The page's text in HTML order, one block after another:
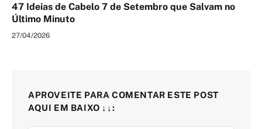
47 Ideias de Cabelo 7 de Setembro que Salvam no
Último Minuto
27/04/2026
APROVEITE PARA COMENTAR ESTE POST
AQUI EM BAIXO ↓↓: